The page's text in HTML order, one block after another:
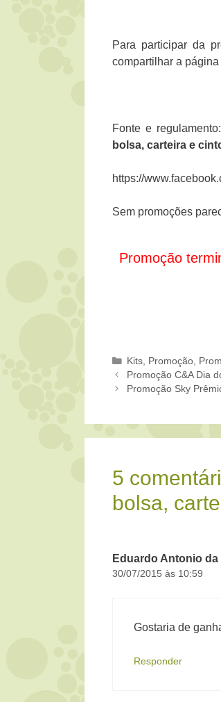
Para participar da
compartilhar a página
Fonte e
bolsa, carteira e
https://
Sem promoções
Promoção
Categorias
Kits Promoção
Promoção C&A Dia
Promoção Sky
5
bolsa,
Eduardo Antonio da
30/07/2015 às 10:59
Gostaria de
Responder